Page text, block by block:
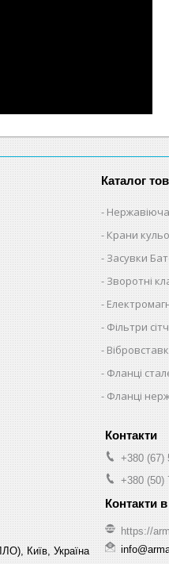
Каталог
Крани
Засувки
Зворотні
Фільтри
Фланці
Фланці
Київ, Україна
+380 (67)
+380 (50)
https://